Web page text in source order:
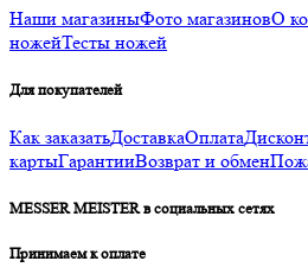
Наши магазиныФото магазиновО
ножейТесты ножей
Для покупателей
Как заказатьДоставкаОплата
картыГарантииВозврат и обмен
MESSER MEISTER в социальных сетях
Принимаем к оплате